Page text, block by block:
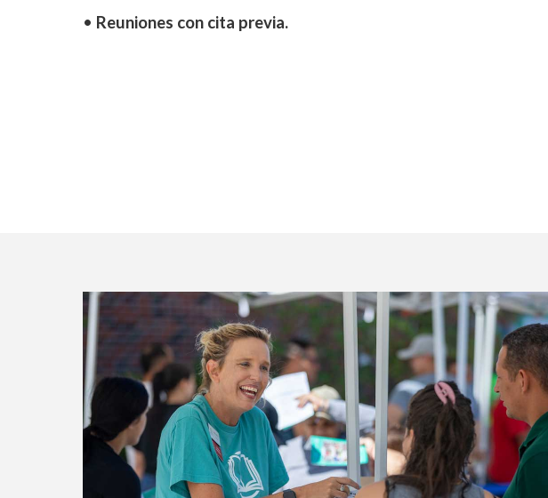
• Reuniones con cita previa.